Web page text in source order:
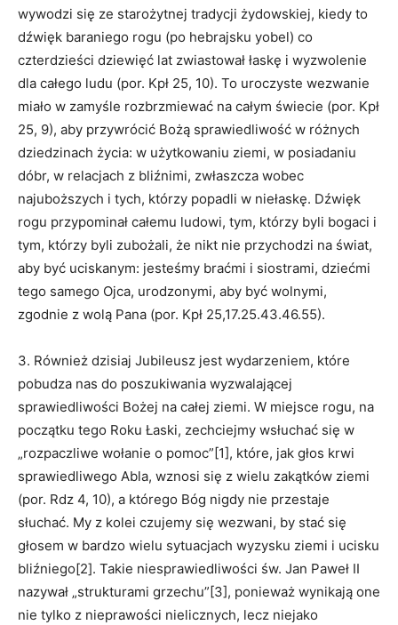
wywodzi się ze starożytnej tradycji żydowskiej, kiedy to
dźwięk baraniego rogu (po hebrajsku yobel) co
czterdzieści dziewięć lat zwiastował łaskę i wyzwolenie
dla całego ludu (por. Kpł 25, 10). To uroczyste wezwanie
miało w zamyśle rozbrzmiewać na całym świecie (por. Kpł
25, 9), aby przywrócić Bożą sprawiedliwość w różnych
dziedzinach życia: w użytkowaniu ziemi, w posiadaniu
dóbr, w relacjach z bliźnimi, zwłaszcza wobec
najuboższych i tych, którzy popadli w niełaskę. Dźwięk
rogu przypominał całemu ludowi, tym, którzy byli bogaci i
tym, którzy byli zubożali, że nikt nie przychodzi na świat,
aby być uciskanym: jesteśmy braćmi i siostrami, dziećmi
tego samego Ojca, urodzonymi, aby być wolnymi,
zgodnie z wolą Pana (por. Kpł 25,17.25.43.46.55).
3. Również dzisiaj Jubileusz jest wydarzeniem, które
pobudza nas do poszukiwania wyzwalającej
sprawiedliwości Bożej na całej ziemi. W miejsce rogu, na
początku tego Roku Łaski, zechciejmy wsłuchać się w
„rozpaczliwe wołanie o pomoc”[1], które, jak głos krwi
sprawiedliwego Abla, wznosi się z wielu zakątków ziemi
(por. Rdz 4, 10), a którego Bóg nigdy nie przestaje
słuchać. My z kolei czujemy się wezwani, by stać się
głosem w bardzo wielu sytuacjach wyzysku ziemi i ucisku
bliźniego[2]. Takie niesprawiedliwości św. Jan Paweł II
nazywał „strukturami grzechu”[3], ponieważ wynikają one
nie tylko z nieprawości nielicznych, lecz niejako